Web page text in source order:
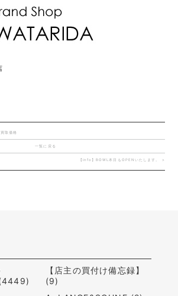
取価格
一覧に戻る
【info】BOWL本日もOPENいたします。 >
【店主の買付け備忘録】
(9)